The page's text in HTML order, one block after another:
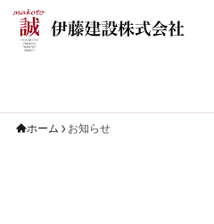
ホーム お知らせ